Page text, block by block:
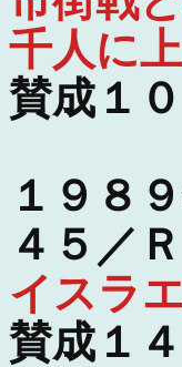
千人に
賛成１
１９８
４５／
イスラ
賛成１